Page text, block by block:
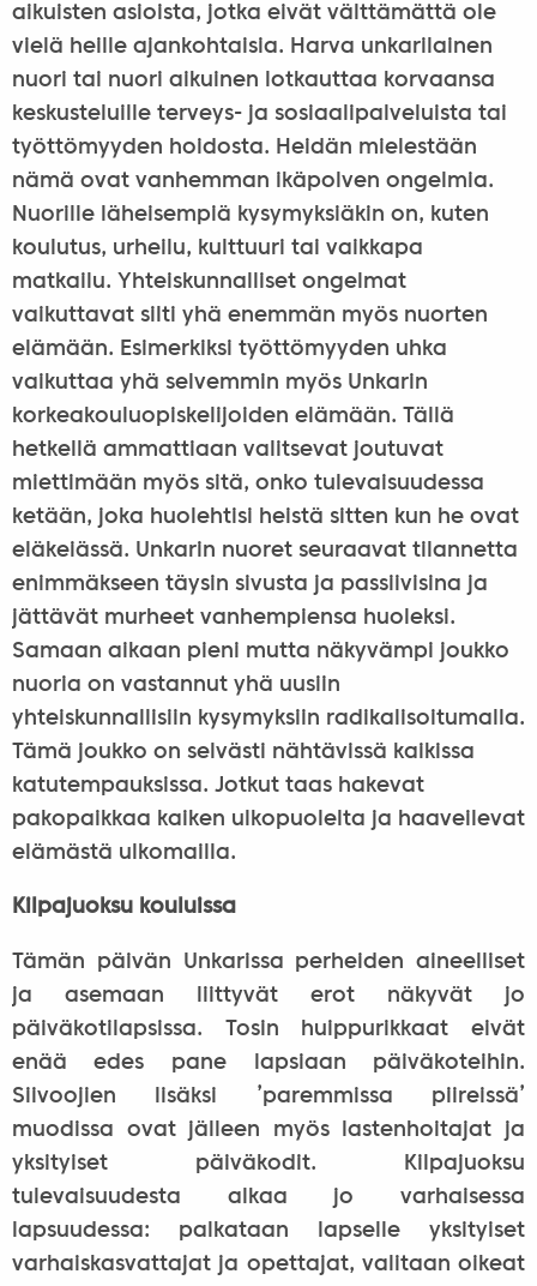
aikuisten asioista, jotka eivät välttämättä ole
vielä heille ajankohtaisia. Harva unkarilainen
nuori tai nuori aikuinen lotkauttaa korvaansa
keskusteluille terveys- ja sosiaalipalveluista tai
työttömyyden hoidosta. Heidän mielestään
nämä ovat vanhemman ikäpolven ongelmia.
Nuorille läheisempiä kysymyksiäkin on, kuten
koulutus, urheilu, kulttuuri tai vaikkapa
matkailu. Yhteiskunnalliset ongelmat
vaikuttavat silti yhä enemmän myös nuorten
elämään. Esimerkiksi työttömyyden uhka
vaikuttaa yhä selvemmin myös Unkarin
korkeakouluopiskelijoiden elämään. Tällä
hetkellä ammattiaan valitsevat joutuvat
miettimään myös sitä, onko tulevaisuudessa
ketään, joka huolehtisi heistä sitten kun he ovat
eläkeiässä. Unkarin nuoret seuraavat tilannetta
enimmäkseen täysin sivusta ja passiivisina ja
jättävät murheet vanhempiensa huoleksi.
Samaan aikaan pieni mutta näkyvämpi joukko
nuoria on vastannut yhä uusiin
yhteiskunnallisiin kysymyksiin radikalisoitumalla.
Tämä joukko on selvästi nähtävissä kaikissa
katutempauksissa. Jotkut taas hakevat
pakopaikkaa kaiken ulkopuolelta ja haaveilevat
elämästä ulkomailla.
Kilpajuoksu kouluissa
Tämän päivän Unkarissa perheiden aineelliset
ja asemaan liittyvät erot näkyvät jo
päiväkotilapsissa. Tosin huippurikkaat eivät
enää edes pane lapsiaan päiväkoteihin.
Siivoojien lisäksi ’paremmissa piireissä’
muodissa ovat jälleen myös lastenhoitajat ja
yksityiset päiväkodit. Kilpajuoksu
tulevaisuudesta alkaa jo varhaisessa
lapsuudessa: palkataan lapselle yksityiset
varhaiskasvattajat ja opettajat, valitaan oikeat